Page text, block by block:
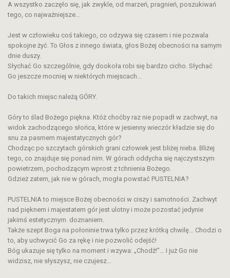
A wszystko zaczęło się, jak zwykle, od marzeń, pragnień, poszukiwań
tego, co najważniejsze…
Jest w człowieku coś takiego, co odzywa się czasem i nie pozwala
spokojne żyć. To Głos z innego świata, głos Bożej obecności na samym
dnie duszy.
Słychać Go szczególnie, gdy dookoła robi się bardzo cicho. Słychać
Go jeszcze mocniej w niektórych miejscach…
Do takich miejsc należą GÓRY.
Góry to ślad Bożego piękna. Któż choćby raz nie popadł w zachwyt, na
widok zachodzącego słońca, które w jesienny wieczór kładzie się do
snu za pasmem majestatycznych gór?
Chodząc po szczytach górskich grani człowiek jest bliżej nieba. Bliżej
tego, co znajduje się ponad nim. W górach oddycha się najczystszym
powietrzem, pochodzącym wprost z tchnienia Bożego.
Gdzież zatem, jak nie w górach, mogła powstać PUSTELNIA?
PUSTELNIA to miejsce Bożej obecności w ciszy i samotności. Zachwyt
nad pięknem i majestatem gór jest ulotny i może pozostać jedynie
jakimś estetycznym doznaniem.
Także szept Boga na połoninie trwa tylko przez krótką chwilę… Chodzi o
to, aby uchwycić Go za rękę i nie pozwolić odejść!
Bóg ukazuje się tylko na moment i wzywa: „Chodź!”… I już Go nie
widzisz, nie słyszysz, nie czujesz…